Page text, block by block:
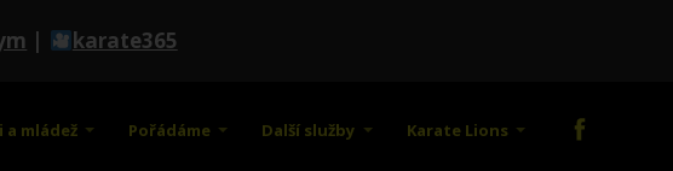
| karate365
a mládež Pořádáme Další služby Karate Lions